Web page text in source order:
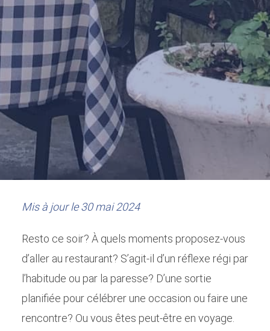
Mis à jour le 30 mai 2024
Resto ce soir? À quels moments proposez-vous
d’aller au restaurant? S’agit-il d’un réflexe régi par
l’habitude ou par la paresse? D’une sortie
planifiée pour célébrer une occasion ou faire une
rencontre? Ou vous êtes peut-être en voyage.